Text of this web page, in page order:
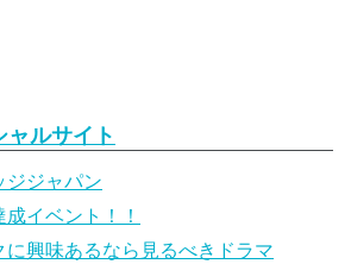
ャルサイト
ジジャパン
イベント！！
に興味あるなら見るべきドラマ